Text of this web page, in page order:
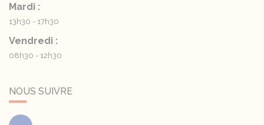
Mardi :
13h30 - 17h30
Vendredi :
08h30 - 12h30
NOUS SUIVRE